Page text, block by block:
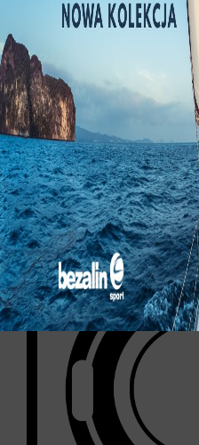
BEZALIN FIRE -
Szeroka oferta armatury i
oraz wyposażenia
czołowych europejskich